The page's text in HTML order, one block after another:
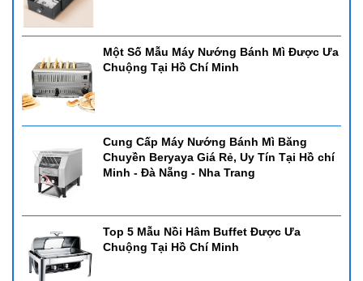
Một Số Mẫu Máy Nướng Bánh Mì Được Ưa
Chuộng Tại Hồ Chí Minh
Cung Cấp Máy Nướng Bánh Mì Băng
Chuyền Beryaya Giá Rẻ, Uy Tín Tại Hồ chí
Minh - Đà Nẵng - Nha Trang
Top 5 Mẫu Nồi Hâm Buffet Được Ưa
Chuộng Tại Hồ Chí Minh